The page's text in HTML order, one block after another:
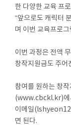
한 다양한 교육 프
“앞으로도 캐릭터
며 이번 교육프로
이번 과정은 전액
창작지원금도 주어
참여를 원하는 창
(www.cbckl.kr)에
이메일
면 된다.